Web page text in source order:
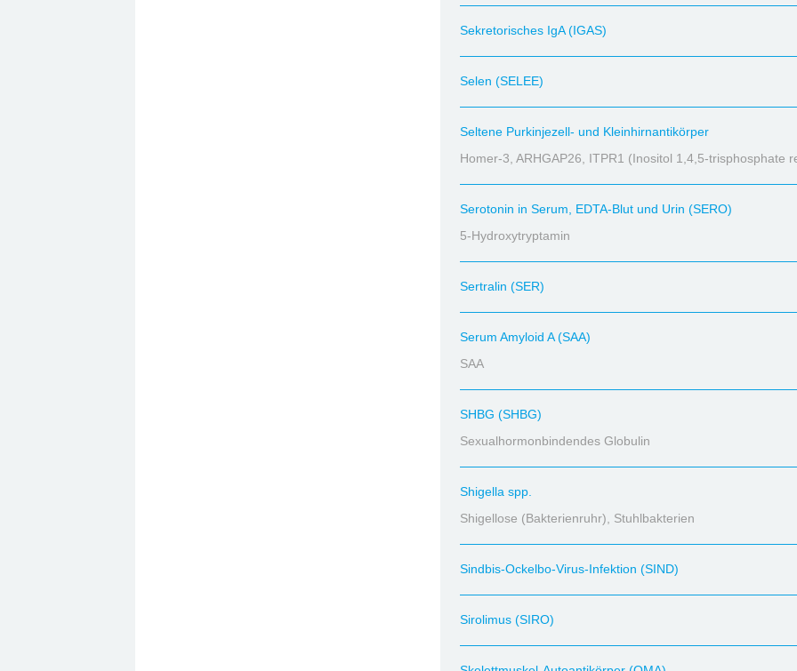
Sekretorisches IgA (IGAS)
Selen (SELEE)
Seltene Purkinjezell- und Kleinhirnantikörper
Homer-3, ARHGAP26, ITPR1 (Inositol 1,4,5-trisphosphate
Serotonin in Serum, EDTA-Blut und Urin (SERO)
5-Hydroxytryptamin
Sertralin (SER)
Serum Amyloid A (SAA)
SAA
SHBG (SHBG)
Sexualhormonbindendes Globulin
Shigella spp.
Shigellose (Bakterienruhr), Stuhlbakterien
Sindbis-Ockelbo-Virus-Infektion (SIND)
Sirolimus (SIRO)